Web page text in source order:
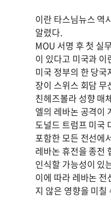
이란 타스님뉴스 역
알렸다.
MOU 서명 후 첫 실
이 있다고 미국과
미국 정부의 한 당
장이 스위스 회담
친헤즈볼라 성향 매
엘의 레바논 공격이
도널드 트럼프 미국
포함한 모든 전선에
레바논 휴전을 종전
인식할 가능성이 있
이에 따라 레바논
지 않은 영향을 미